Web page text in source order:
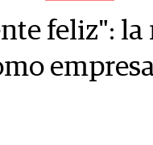
feliz":